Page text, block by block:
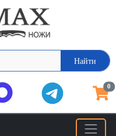
Найти
0